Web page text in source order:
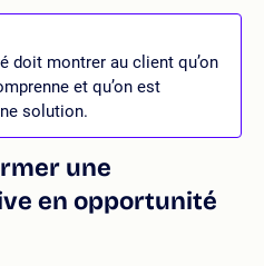
doit montrer au client qu’on
et qu’on est
solution.
une
en opportunité